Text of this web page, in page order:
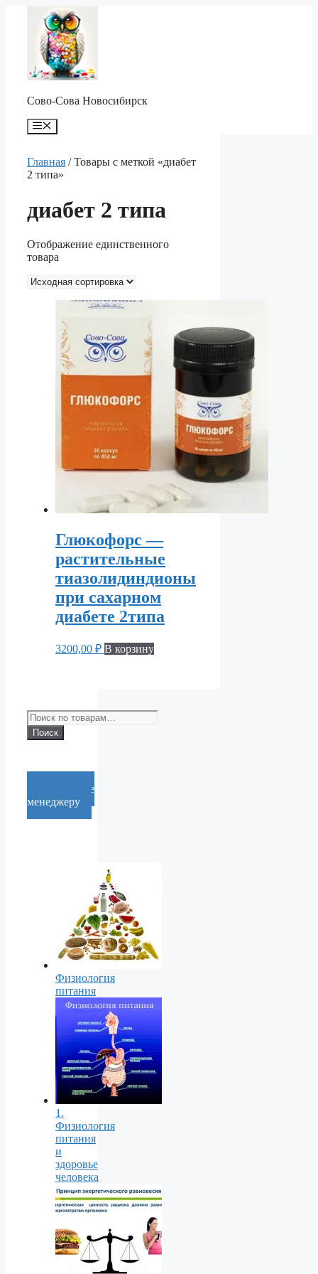
содержимому
Сово-Сова Новосибирск
Меню
Главная / Товары с меткой «диабет
2 типа»
диабет 2 типа
Отображение единственного
товара
Глюкофорс —
растительные
тиазолидиндионы
при сахарном
диабете 2типа
3200,00 ₽ В корзину
Искать:
Поиск
Cообщение
менеджеру
Физиология
питания
1.
Физиология
питания
и
здоровье
человека